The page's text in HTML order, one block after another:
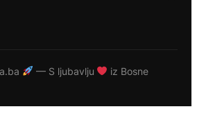
— S ljubavlju iz Bosne